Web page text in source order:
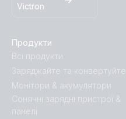
Victron
Продукти
Всі продукти
Заряджайте та конвертуйте
Монітори & акумулятори
Сонячні зарядні пристрої &
панелі